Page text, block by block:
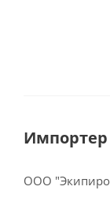
Импортер
ООО